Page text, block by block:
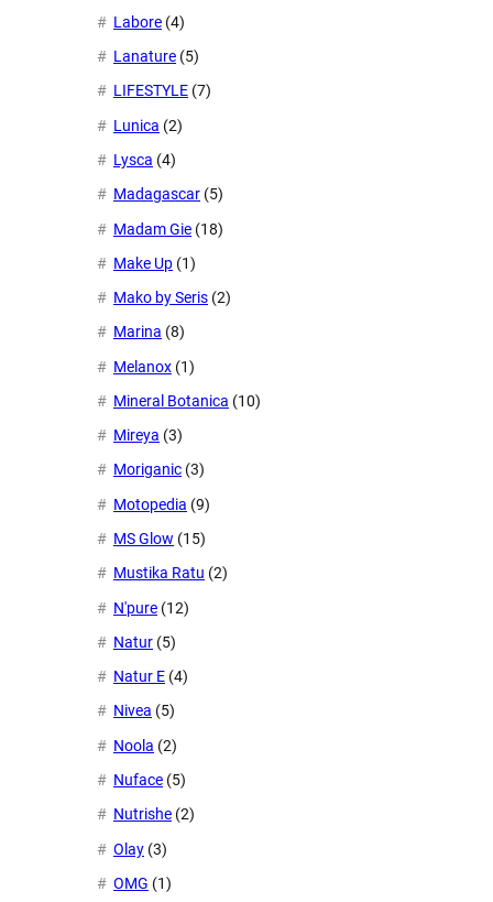
Labore (4)
Lanature (5)
LIFESTYLE (7)
Lunica (2)
Lysca (4)
Madagascar (5)
Madam Gie (18)
Make Up (1)
Mako by Seris (2)
Marina (8)
Melanox (1)
Mineral Botanica (10)
Mireya (3)
Moriganic (3)
Motopedia (9)
MS Glow (15)
Mustika Ratu (2)
N'pure (12)
Natur (5)
Natur E (4)
Nivea (5)
Noola (2)
Nuface (5)
Nutrishe (2)
Olay (3)
OMG (1)